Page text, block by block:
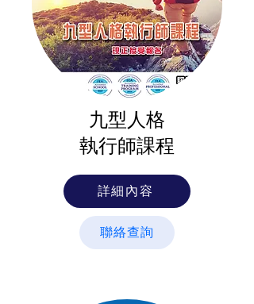
九型人格
執行師課程
詳細內容
聯絡查詢